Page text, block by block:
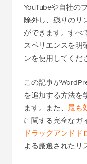
YouTubeや自社の
除外し、残りのリ
ができます。すべ
スペリエンスを明
ンを使用してくだ
この記事が
を追加する方法を
ます。また、 最も
に関する完全なガ
ドラッグアンドド
よる厳選されたリ